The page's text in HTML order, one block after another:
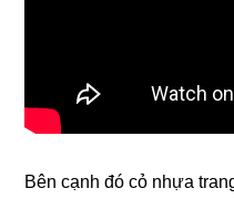
Bên cạnh đó cỏ nhựa